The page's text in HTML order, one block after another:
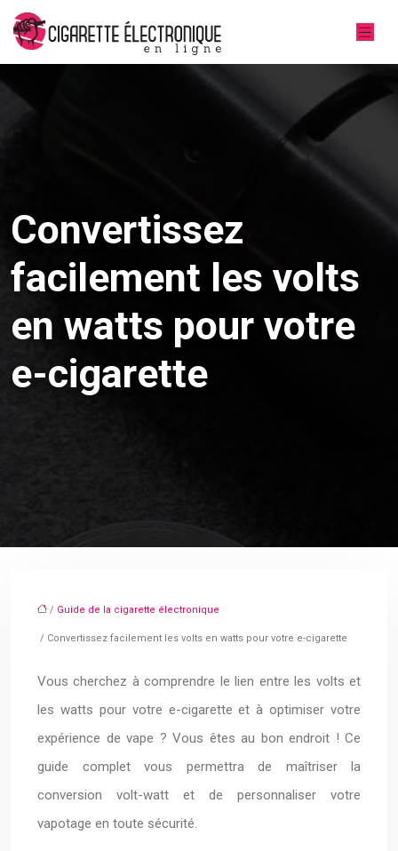
Convertissez
facilement les volts
en watts pour votre
e-cigarette
/ Guide de la cigarette électronique
/ Convertissez facilement les volts en watts pour votre e-cigarette
Vous cherchez à comprendre le lien entre les volts et
les watts pour votre e-cigarette et à optimiser votre
expérience de vape ? Vous êtes au bon endroit ! Ce
guide complet vous permettra de maîtriser la
conversion volt-watt et de personnaliser votre
vapotage en toute sécurité.